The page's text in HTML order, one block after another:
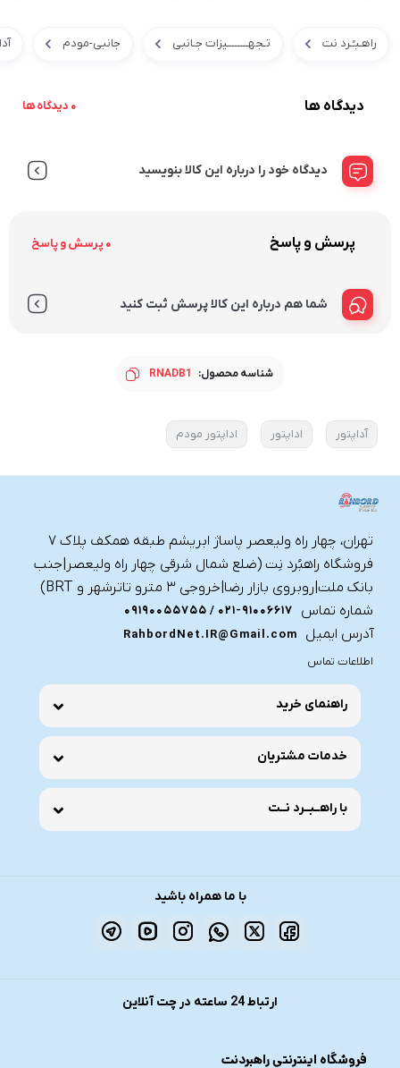
راهـبـُـرد نت تـجهــــــــیزات جـانبی جانبی-مودم
دیدگاه ها 0 دیدگاه ها
دیدگاه خود را درباره این کالا بنویسید
پرسش و پاسخ 0 پرسش و پاسخ
شما هم درباره این کالا پرسش ثبت کنید
شناسه محصول: RNADB1
آداپتور اداپتور اداپتور مودم
تهران، چهار راه ولیعصر پاساژ ابریشم طبقه همکف پلاک ۷
فروشگاه راهبُرد نِت (ضلع شمال شرقی چهار راه ولیعصر|جنب
بانک ملت|روبروی بازار رضا|خروجی ۳ مترو تاترشهر و BRT)‎‎
شماره تماس
021-91006617 / 09190055755
آدرس ایمیل
RahbordNet.IR@Gmail.com
اطلاعات تماس
راهنمای خرید
خدمات مشتریان
با راهــبــرد نــت
با ما همراه باشید
ارتباط 24 ساعته در چت آنلاین
فروشگاه اینترنتی راهبردنت